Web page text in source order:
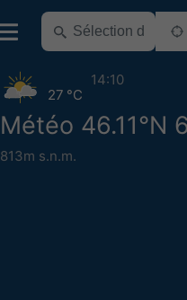
Météo 46.11°N
813m s.n.m.
27 °C
14:10